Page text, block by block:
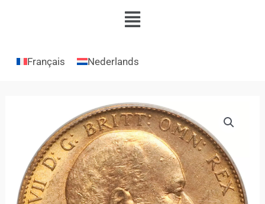
Français Nederlands